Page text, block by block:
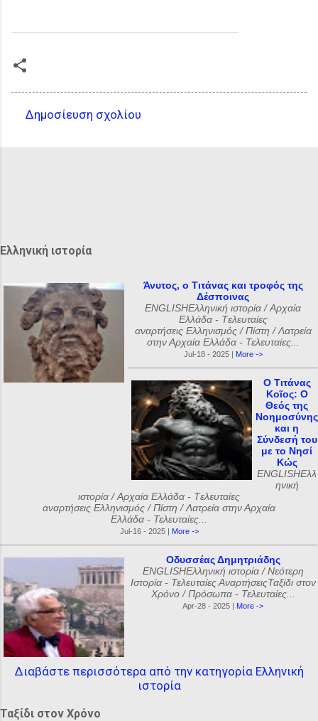
Δημοσίευση σχολίου
Ελληνική ιστορία
Άνυτος, ο Τιτάνας και τροφός της
Δέσποινας
ENGLISHΕλληνική ιστορία / Αρχαία
Ελλάδα - Tελευταίες
αναρτήσεις Ελληνισμός / Πίστη / Λατρεία
στην Αρχαία Ελλάδα - Τελευταίες...
Jul-18 - 2025 | More ->
Ο Τιτάνας
Κοῖος: Ο
Θεός της
Νοημοσύνης
και η
Σύνδεσή του
με το Νησί
Κώς
ENGLISHΕλλ
ηνική
ιστορία / Αρχαία Ελλάδα - Tελευταίες
αναρτήσεις Ελληνισμός / Πίστη / Λατρεία στην Αρχαία
Ελλάδα - Τελευταίες...
Jul-16 - 2025 | More ->
Οδυσσέας Δημητριάδης
ENGLISHΕλληνική ιστορία / Νεότερη
Ιστορία - Τελευταίες ΑναρτήσειςΤαξίδι στον
Χρόνο / Πρόσωπα - Τελευταίες...
Apr-28 - 2025 | More ->
Διαβάστε περισσότερα από την κατηγορία Ελληνική
ιστορία
Ταξίδι στον Χρόνο